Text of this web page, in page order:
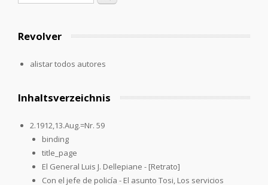
Revolver
alistar todos autores
Inhaltsverzeichnis
2.1912,13.Aug.=Nr. 59
binding
title_page
El General Luis J. Dellepiane - [Retrato]
Con el jefe de policía - El asunto Tosi, Los servicios